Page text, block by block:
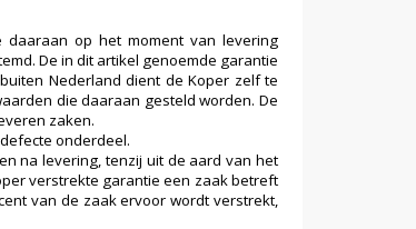
op het moment van levering
De in dit artikel genoemde garantie
Nederland dient de Koper zelf te
die daaraan gesteld worden. De
zaken.
onderdeel.
na levering, tenzij uit de aard van het
verstrekte garantie een zaak betreft
van de zaak ervoor wordt verstrekt,